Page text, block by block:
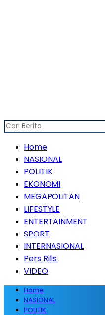
Home
NASIONAL
POLITIK
EKONOMI
MEGAPOLITAN
LIFESTYLE
ENTERTAINMENT
SPORT
INTERNASIONAL
Pers Rilis
VIDEO
Home
NASIONAL
POLITIK